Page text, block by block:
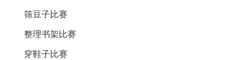
筛豆子比赛
整理书架比赛
穿鞋子比赛